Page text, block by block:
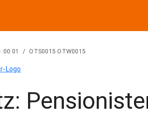
/ OTS0015 OTW0015